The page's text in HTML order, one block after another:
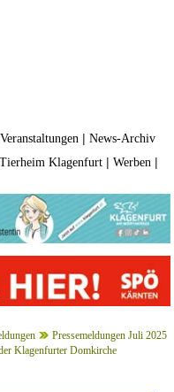
|News-Archiv
Tierheim Klagenfurt |Werben |
Pressemeldungen Juli 2025
Klagenfurter Domkirche